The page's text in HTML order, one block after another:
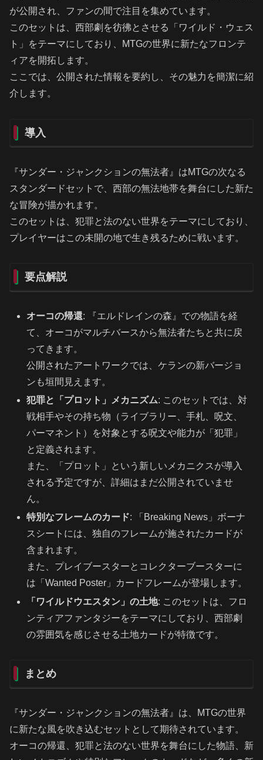
が公開され、ファンの間で注目を集めています。
このセットは、西部劇を彷彿とさせる「ワイルド・ウェス
ト」をテーマにしており、MTGの世界に新たなフロンテ
ィアを開拓します。
ここでは、公開された情報を要約し、その魅力を簡潔に紹
介します。
導入
『サンダー・ジャンクションの無法者』はMTGの次なる
スタンダードセットで、西部の無法地帯を舞台にした新た
な冒険が描かれます。
このセットは、犯罪と法のない世界をテーマにしており、
プレイヤーはこの未開の地で生き残るために戦います。
要点解説
オーコの帰還: 『エルドレインの森』での物語を経
て、オーコがマルチバースから無法者たちと共に戻
ってきます。
公開されたアートワークでは、ケランの新バージョ
ンも垣間見えます。
犯罪と「プロット」メカニズム: このセットでは、対
戦相手やその持ち物（ライブラリー、手札、呪文、
パーマネント）を対象とする呪文や能力が「犯罪」
と定義されます。
また、「プロット」という新しいメカニクスが導入
される予定ですが、詳細はまだ公開されていませ
ん。
特別なフレームのカード: 「Breaking News」ボーナ
スシートには、独自のフレームが施されたカードが
含まれます。
また、プレイブースターとコレクターブースターに
は「Wanted Poster」カードフレームが登場します。
「ワイルドウエスタン」の土地: このセットは、フロ
ンティアファンタジーをテーマにしており、西部劇
の雰囲気を感じさせる土地カードが特徴です。
まとめ
『サンダー・ジャンクションの無法者』は、MTGの世界
に新たな風を吹き込むセットとして期待されています。
オーコの帰還、犯罪と法のない世界を舞台にした物語、新